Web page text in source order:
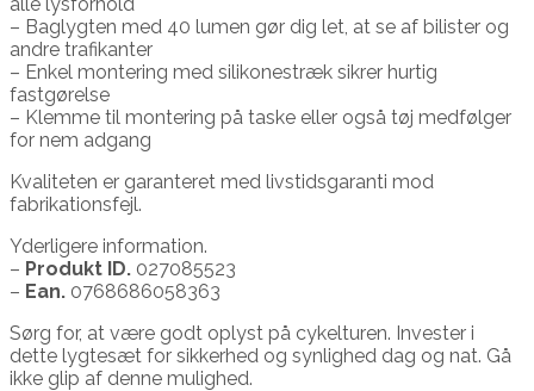
– Baglygten med 40 lumen gør dig let, at se af bilister og
andre trafikanter
– Enkel montering med silikonestræk sikrer hurtig
fastgørelse
– Klemme til montering på taske eller også tøj medfølger
for nem adgang
Kvaliteten er garanteret med livstidsgaranti mod
fabrikationsfejl.
Yderligere information.
– Produkt ID. 027085523
– Ean. 0768686058363
Sørg for, at være godt oplyst på cykelturen. Invester i
dette lygtesæt for sikkerhed og synlighed dag og nat. Gå
ikke glip af denne mulighed.